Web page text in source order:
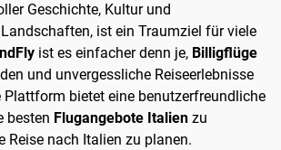
Geschichte, Kultur und
ist ein Traumziel für viele
ist es einfacher denn je, Billigflüge
und unvergessliche Reiseerlebnisse
Plattform bietet eine benutzerfreundliche
besten Flugangebote Italien zu
Reise nach Italien zu planen.